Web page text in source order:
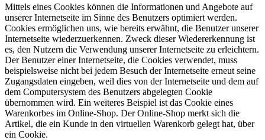
Mittels eines Cookies können die Informationen und Angebote auf
unserer Internetseite im Sinne des Benutzers optimiert werden.
Cookies ermöglichen uns, wie bereits erwähnt, die Benutzer unserer
Internetseite wiederzuerkennen. Zweck dieser Wiedererkennung ist
es, den Nutzern die Verwendung unserer Internetseite zu erleichtern.
Der Benutzer einer Internetseite, die Cookies verwendet, muss
beispielsweise nicht bei jedem Besuch der Internetseite erneut seine
Zugangsdaten eingeben, weil dies von der Internetseite und dem auf
dem Computersystem des Benutzers abgelegten Cookie
übernommen wird. Ein weiteres Beispiel ist das Cookie eines
Warenkorbes im Online-Shop. Der Online-Shop merkt sich die
Artikel, die ein Kunde in den virtuellen Warenkorb gelegt hat, über
ein Cookie.